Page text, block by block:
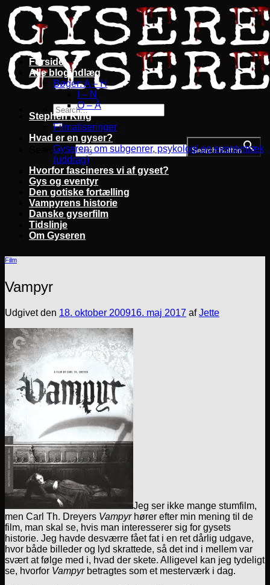
Fortsæt
til
indhold
Search for: Search Button
Forside
Alle blogindlæg
Bøger: A – H
I – N
O – Å
Stephen King
Filmatiseringer
Hvad er en gyser?
Gyseren: om subgenrer, psykologi og eventyrtræk
(uddrag)
Hvorfor fascineres vi af gyset?
Gys og eventyr
Den gotiske fortælling
Vampyrens historie
Danske gyserfilm
Tidslinje
Om Gyseren
Film
Vampyr
Udgivet den 18. oktober 200916. maj 2017 afJette
Jeg ser ikke mange stumfilm,
men Carl Th. Dreyers Vampyrhører efter min mening til de
film, man skal se, hvis man interesserer sig for gysets
historie. Jeg havde desværre fået fat i en ret dårlig udgave,
hvor både billeder og lyd skrattede, så det ind i mellem var
svært at følge med i, hvad der skete. Alligevel kan jeg tydeligt
se, hvorfor Vampyrbetragtes som et mesterværk i dag.